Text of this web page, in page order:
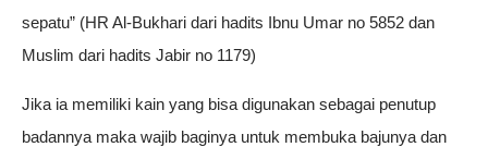
sepatu” (HR Al-Bukhari dari hadits Ibnu Umar no 5852 dan
Muslim dari hadits Jabir no 1179)
Jika ia memiliki kain yang bisa digunakan sebagai penutup
badannya maka wajib baginya untuk membuka bajunya dan